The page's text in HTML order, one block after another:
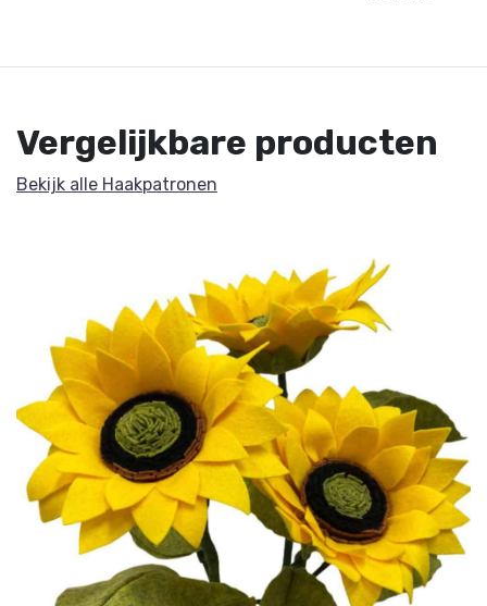
Vergelijkbare producten
Bekijk alle Haakpatronen